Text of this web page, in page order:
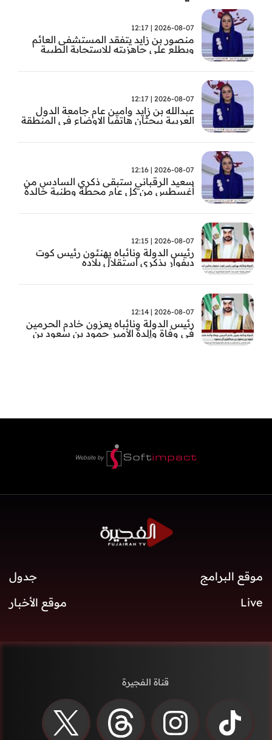
2026-08-07 | 12:17
منصور بن زايد يتفقد المستشفى العائم
ويطلع على جاهزيته للاستجابة الطبية
2026-08-07 | 12:17
عبدالله بن زايد وامين عام جامعة الدول
العربية يبحثان هاتفيا الاوضاع في المنطقة
2026-08-07 | 12:16
سعيد الرقباني ستبقى ذكرى السادس من
أغسطس من كل عام محطة وطنية خالدة
الوالد المؤسس
2026-08-07 | 12:15
رئيس الدولة ونائباه يهنئون رئيس كوت
ديفوار بذكرى استقلال بلاده
2026-08-07 | 12:14
رئيس الدولة ونائباه يعزون خادم الحرمين
في وفاة والدة الأمير حمود بن سعود بن
موقع البرامج
جدول
Live
موقع الأخبار
قناة الفجيرة